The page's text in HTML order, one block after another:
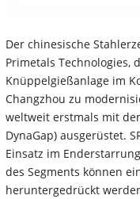
Der chinesische
Primetals Technologies,
Knüppelgießanlage im
Changzhou zu
weltweit erstmals mit
DynaGap) ausgerüstet.
Einsatz im
des Segments können
heruntergedrückt